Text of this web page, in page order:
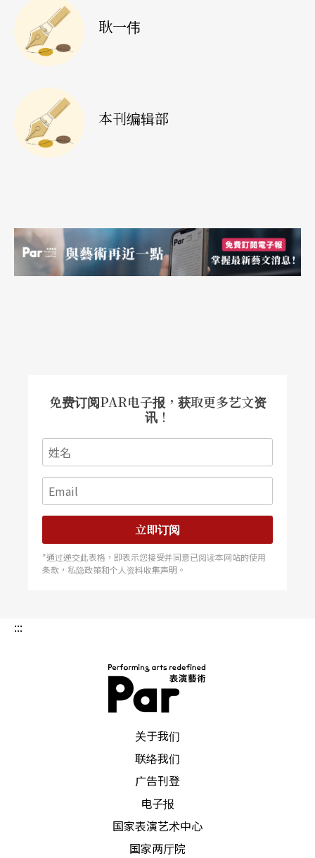
耿一伟
本刊编辑部
免费订阅PAR电子报，获取更多艺文资
讯！
立即订阅
*通过递交此表格，即表示您接受并同意已阅读本网站的使用
条款，私隐政策和个人资料收集声明。
:::
关于我们
联络我们
广告刊登
电子报
国家表演艺术中心
国家两厅院